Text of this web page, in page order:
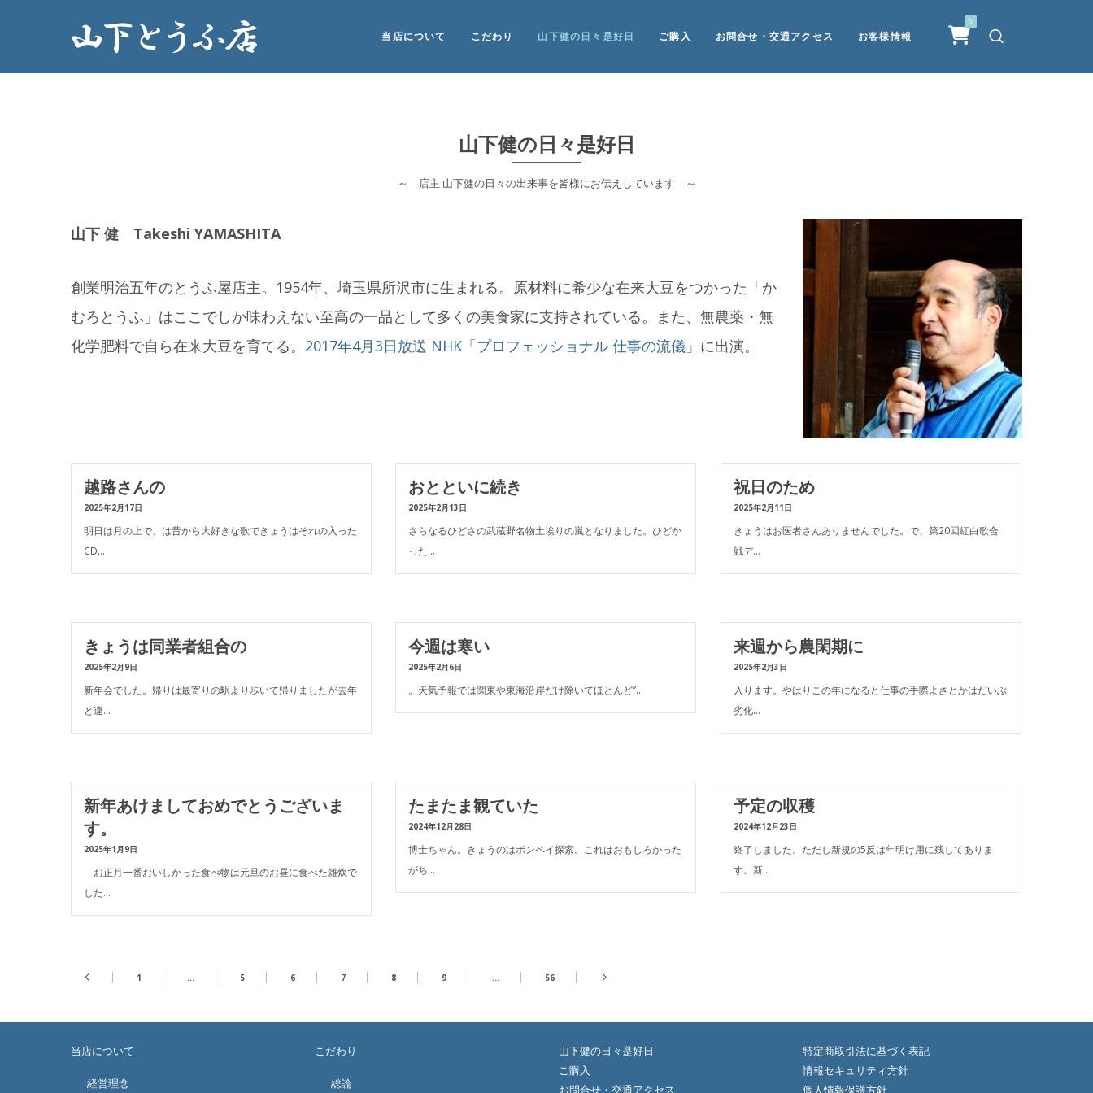
0
当店について こだわり 山下健の日々是好日 ご購入 お問合せ・交通アクセス お客様情報
山下健の日々是好日
～ 店主 山下健の日々の出来事を皆様にお伝えしています ～
山下 健 Takeshi YAMASHITA
創業明治五年のとうふ屋店主。1954年、埼玉県所沢市に生まれる。原材料に希少な在来大豆をつかった「か
むろとうふ」はここでしか味わえない至高の一品として多くの美食家に支持されている。また、無農薬・無
化学肥料で自ら在来大豆を育てる。 2017年4月3日放送 NHK「プロフェッショナル 仕事の流儀」 に出演。
越路さんの
2025年2月17日
明日は月の上で、は昔から大好きな歌できょうはそれの入った
CD…
おとといに続き
2025年2月13日
さらなるひどさの武蔵野名物土埃りの嵐となりました。ひどか
った…
祝日のため
2025年2月11日
きょうはお医者さんありませんでした。で、第20回紅白歌合
戦デ…
きょうは同業者組合の
2025年2月9日
新年会でした。帰りは最寄りの駅より歩いて帰りましたが去年
と違…
今週は寒い
2025年2月6日
。天気予報では関東や東海沿岸だけ除いてほとんど”…
来週から農閑期に
2025年2月3日
入ります。やはりこの年になると仕事の手際よさとかはだいぶ
劣化…
新年あけましておめでとうございま
す。
2025年1月9日
お正月一番おいしかった食べ物は元旦のお昼に食べた雑炊で
した…
たまたま観ていた
2024年12月28日
博士ちゃん。きょうのはポンペイ探索。これはおもしろかった
がち…
予定の収穫
2024年12月23日
終了しました。ただし新規の5反は年明け用に残してありま
す。新…
1 … 5 6 7 8 9 … 56
当店について
経営理念
こだわり
総論
山下健の日々是好日
ご購入
お問合せ・交通アクセス
特定商取引法に基づく表記
情報セキュリティ方針
個人情報保護方針